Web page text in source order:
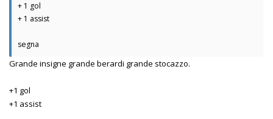
+ 1 gol
+ 1 assist
segna
Grande insigne grande berardi grande stocazzo.
+1 gol
+1 assist